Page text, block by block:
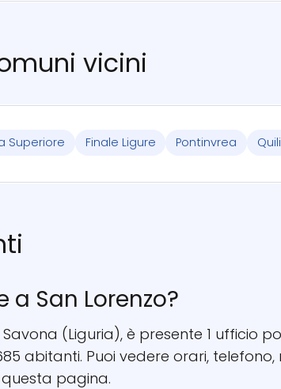
vicini
Superiore Finale Ligure Pontinvrea
a San Lorenzo?
(Liguria), è presente 1 ufficio
abitanti. Puoi vedere orari,
pagina.